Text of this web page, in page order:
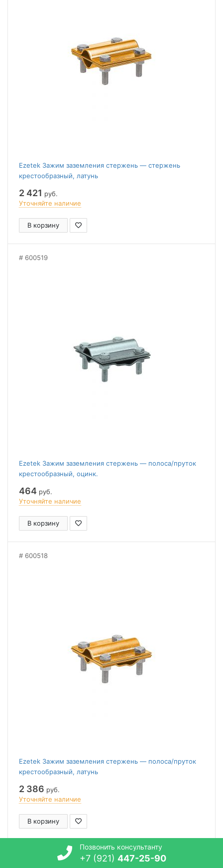
Ezetek Зажим заземления стержень — стержень
крестообразный, латунь
2 421 руб.
Уточняйте наличие
В корзину
600519
Ezetek Зажим заземления стержень — полоса/пруток
крестообразный, оцинк.
464 руб.
Уточняйте наличие
В корзину
600518
Ezetek Зажим заземления стержень — полоса/пруток
крестообразный, латунь
2 386 руб.
Уточняйте наличие
В корзину
Позвонить консультанту
+7 (921) 447-25-90